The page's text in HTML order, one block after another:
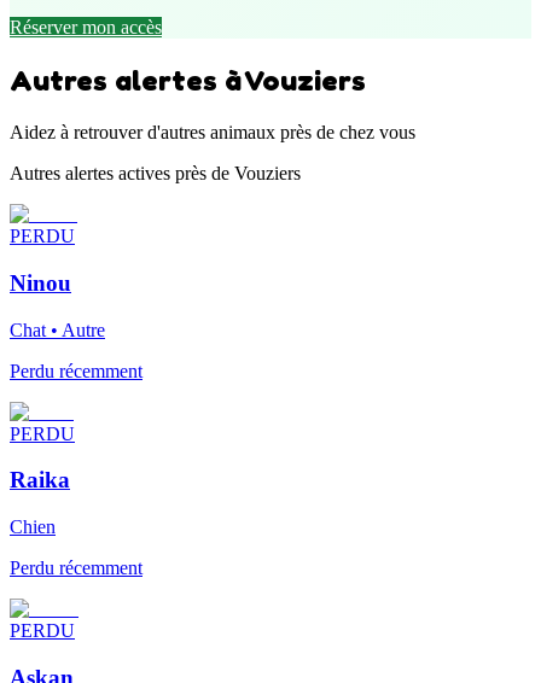
Réserver mon accès
Autres alertes à Vouziers
Aidez à retrouver d'autres animaux près de chez vous
Autres alertes actives près de Vouziers
PERDU
Ninou
Chat • Autre
Perdu récemment
PERDU
Raika
Chien
Perdu récemment
PERDU
Askan